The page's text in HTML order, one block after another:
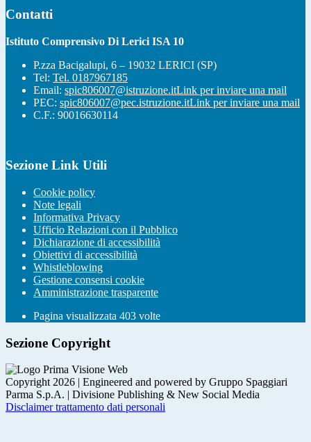
Contatti
Istituto Comprensivo Di Lerici ISA 10
P.zza Bacigalupi, 6 – 19032 LERICI (SP)
Tel: Tel. 0187967185
Email: spic806007@istruzione.itLink per inviare una mail
PEC: spic806007@pec.istruzione.itLink per inviare una mail
C.F.: 90016630114
Sezione Link Utili
Cookie policy
Note legali
Informativa Privacy
Ufficio Relazioni con il Pubblico
Dichiarazione di accessibilità
Obiettivi di accessibilità
Whistleblowing
Gestione consensi cookie
Amministrazione trasparente
Pagina visualizzata 403 volte
Sezione Copyright
Copyright 2026 | Engineered and powered by Gruppo Spaggiari
Parma S.p.A. | Divisione Publishing & New Social Media
Disclaimer trattamento dati personali